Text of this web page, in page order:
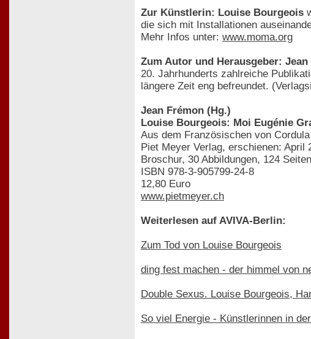
Zur Künstlerin: Louise Bourgeois
die sich mit Installationen
Mehr Infos unter: www.moma.org
Zum Autor und Herausgeber: Jean
20. Jahrhunderts zahlreiche
längere Zeit eng befreundet.
Jean Frémon (Hg.)
Louise Bourgeois: Moi Eugénie
Aus dem Französischen von
Piet Meyer Verlag, erschienen: April
Broschur, 30 Abbildungen, 124 Seiten
ISBN 978-3-905799-24-8
12,80 Euro
www.pietmeyer.ch
Weiterlesen auf AVIVA-Berlin:
Zum Tod von Louise Bourgeois
ding fest machen - der himmel von
Double Sexus. Louise Bourgeois,
So viel Energie - Künstlerinnen in